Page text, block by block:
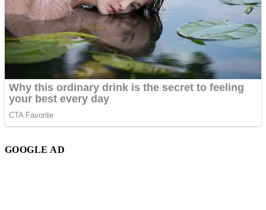
GOOGLE AD